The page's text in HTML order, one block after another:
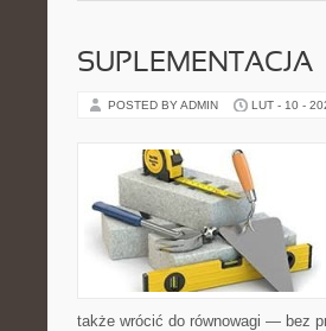
SUPLEMENTACJA
POSTED BY ADMIN LUT - 10 -
także wrócić do równowagi — bez